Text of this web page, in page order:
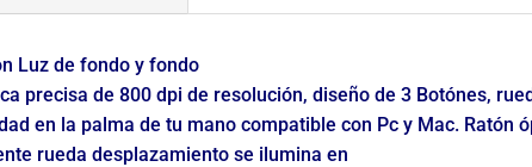
Luz de fondo y fondo
precisa de 800 dpi de resolución, diseño de 3 Botónes,
en la palma de tu mano compatible con Pc y Mac. Ratón
rueda desplazamiento se ilumina en